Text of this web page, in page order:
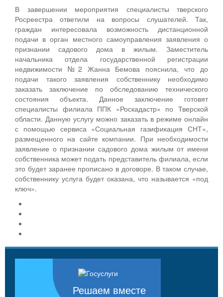
В завершении мероприятия специалисты тверского
Росреестра ответили на вопросы слушателей. Так,
граждан интересовала возможность дистанционной
подачи в орган местного самоуправления заявления о
признании садового дома в жилым. Заместитель
начальника отдела государственной регистрации
недвижимости №2 Жанна Бемова пояснила, что до
подачи такого заявления собственнику необходимо
заказать заключение по обследованию технического
состояния объекта. Данное заключение готовят
специалисты филиала ППК «Роскадастр» по Тверской
области. Данную услугу можно заказать в режиме онлайн
с помощью сервиса «Социальная газификация СНТ»,
размещенного на сайте компании. При необходимости
заявление о признании садового дома жилым от имени
собственника может подать представитель филиала, если
это будет заранее прописано в договоре. В таком случае,
собственнику услуга будет оказана, что называется «под
ключ».
Решаем вместе